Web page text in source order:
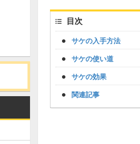
目次
サケの入手方法
サケの使い道
サケの効果
関連記事